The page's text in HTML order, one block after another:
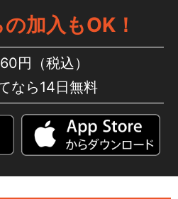
閉じる加入もOK！
円（税込）
なら14日無料